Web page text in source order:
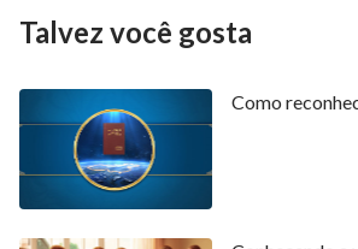
Talvez você gosta
Como